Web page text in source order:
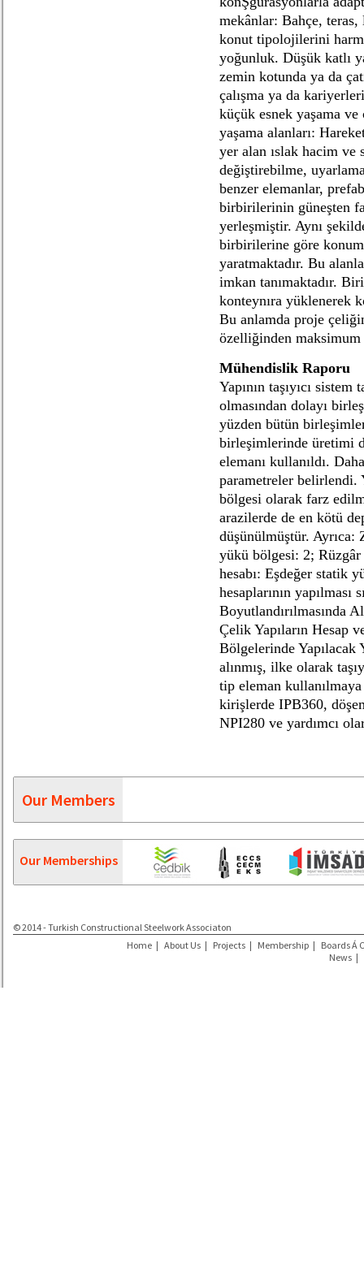
mekânlar: Bahçe,
konut tipolojilerini
yoğunluk. Düşük katlı
zemin kotunda ya da
çalışma ya da
küçük esnek yaşama
yaşama alanları:
yer alan ıslak hacim ve
değiştirebilme,
benzer elemanlar,
birbirilerinin güneşten
yerleşmiştir. Aynı
birbirilerine göre
yaratmaktadır. Bu
imkan tanımaktadır.
konteynıra yüklenerek
Bu anlamda proje
özelliğinden
Mühendislik Raporu
Yapının taşıyıcı
olmasından dolayı
yüzden bütün
birleşimlerinde üretimi
elemanı kullanıldı.
parametreler belirlendi.
bölgesi olarak farz
arazilerde de en kötü
düşünülmüştür. Ayrıca:
yükü bölgesi: 2;
hesabı: Eşdeğer statik
hesaplarının yapılması
Boyutlandırılmasında
Çelik Yapıların Hesap
Bölgelerinde Yapılacak
alınmış, ilke olarak
tip eleman
kirişlerde IPB360,
NPI280 ve yardımcı
Our Members
Our Memberships
© 2014 - Turkish Constructional Steelwork Associaton
Home | About Us | Projects | Membership | Boards Á
News |